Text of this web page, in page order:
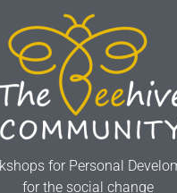
for Personal
for the social change